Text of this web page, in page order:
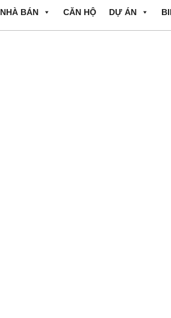
NHÀ BÁN CĂN HỘ DỰ ÁN